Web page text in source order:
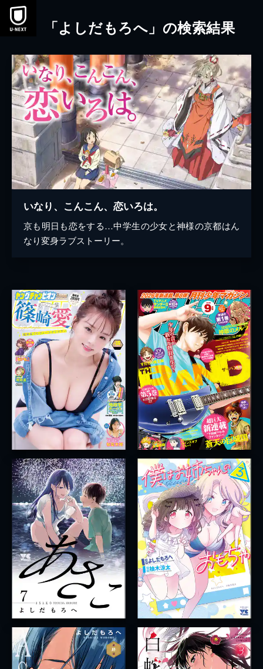
本文へスキップ
「よしだもろへ」の検索結果
いなり、こんこん、恋いろは。
京も明日も恋をする…中学生の少女と神様の京都はん
なり変身ラブストーリー。